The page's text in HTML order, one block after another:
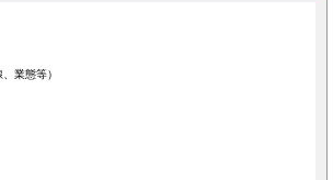
させてはならないものとします。
管理者の注意義務をもって管理するものとし、紛失、喪失、盗難、誤
盗難、誤使用、不正使用等が発生した場合、もしくは第三者に知られ
れがある場合、速やかに当社もしくは導入店にその旨を報告し、指示
出退店に関する情報提供の目的で使用し、それ以外の目的で使用しま
業態等）